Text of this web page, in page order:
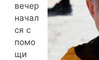
вечер
начал
ся с
помо
щи